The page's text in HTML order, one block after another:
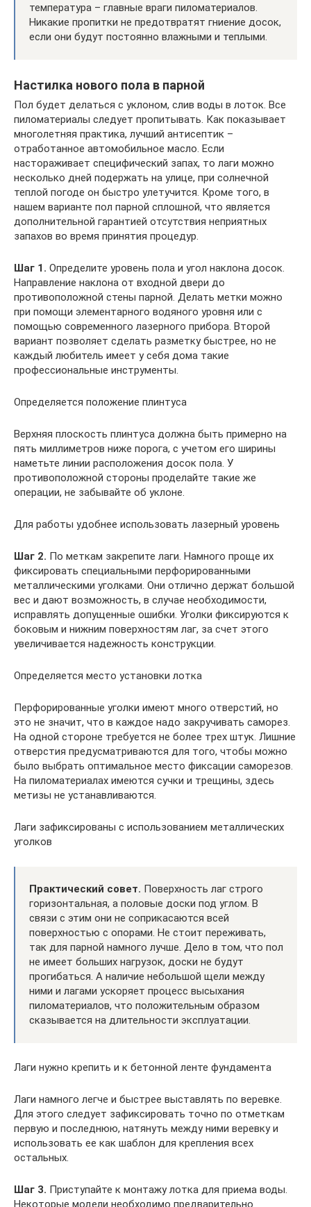
температура – главные враги пиломатериалов.
Никакие пропитки не предотвратят гниение досок,
если они будут постоянно влажными и теплыми.
Настилка нового пола в парной
Пол будет делаться с уклоном, слив воды в лоток. Все
пиломатериалы следует пропитывать. Как показывает
многолетняя практика, лучший антисептик –
отработанное автомобильное масло. Если
настораживает специфический запах, то лаги можно
несколько дней подержать на улице, при солнечной
теплой погоде он быстро улетучится. Кроме того, в
нашем варианте пол парной сплошной, что является
дополнительной гарантией отсутствия неприятных
запахов во время принятия процедур.
Шаг 1. Определите уровень пола и угол наклона досок.
Направление наклона от входной двери до
противоположной стены парной. Делать метки можно
при помощи элементарного водяного уровня или с
помощью современного лазерного прибора. Второй
вариант позволяет сделать разметку быстрее, но не
каждый любитель имеет у себя дома такие
профессиональные инструменты.
Определяется положение плинтуса
Верхняя плоскость плинтуса должна быть примерно на
пять миллиметров ниже порога, с учетом его ширины
наметьте линии расположения досок пола. У
противоположной стороны проделайте такие же
операции, не забывайте об уклоне.
Для работы удобнее использовать лазерный уровень
Шаг 2. По меткам закрепите лаги. Намного проще их
фиксировать специальными перфорированными
металлическими уголками. Они отлично держат большой
вес и дают возможность, в случае необходимости,
исправлять допущенные ошибки. Уголки фиксируются к
боковым и нижним поверхностям лаг, за счет этого
увеличивается надежность конструкции.
Определяется место установки лотка
Перфорированные уголки имеют много отверстий, но
это не значит, что в каждое надо закручивать саморез.
На одной стороне требуется не более трех штук. Лишние
отверстия предусматриваются для того, чтобы можно
было выбрать оптимальное место фиксации саморезов.
На пиломатериалах имеются сучки и трещины, здесь
метизы не устанавливаются.
Лаги зафиксированы с использованием металлических
уголков
Практический совет. Поверхность лаг строго
горизонтальная, а половые доски под углом. В
связи с этим они не соприкасаются всей
поверхностью с опорами. Не стоит переживать,
так для парной намного лучше. Дело в том, что пол
не имеет больших нагрузок, доски не будут
прогибаться. А наличие небольшой щели между
ними и лагами ускоряет процесс высыхания
пиломатериалов, что положительным образом
сказывается на длительности эксплуатации.
Лаги нужно крепить и к бетонной ленте фундамента
Лаги намного легче и быстрее выставлять по веревке.
Для этого следует зафиксировать точно по отметкам
первую и последнюю, натянуть между ними веревку и
использовать ее как шаблон для крепления всех
остальных.
Шаг 3. Приступайте к монтажу лотка для приема воды.
Некоторые модели необходимо предварительно